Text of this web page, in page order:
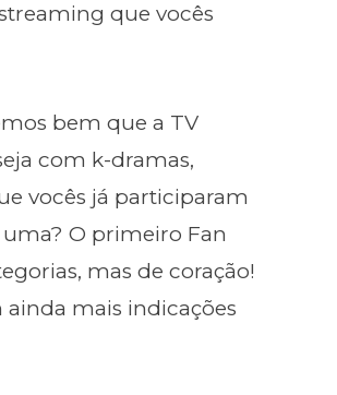
que vocês
bem que a TV
com k-dramas,
vocês já participaram
O primeiro Fan
mas de coração!
mais indicações